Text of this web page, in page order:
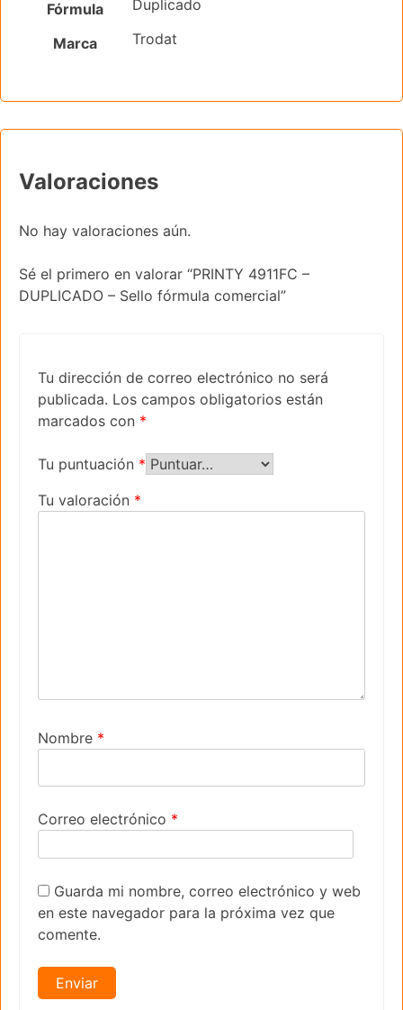
Fórmula Duplicado
Marca Trodat
Valoraciones
No hay valoraciones aún.
Sé el primero en valorar “PRINTY 4911FC –
DUPLICADO – Sello fórmula comercial”
Tu dirección de correo electrónico no será
publicada. Los campos obligatorios están
marcados con *
Tu puntuación *
Tu valoración *
Nombre *
Correo electrónico *
Guarda mi nombre, correo electrónico y web
en este navegador para la próxima vez que
comente.